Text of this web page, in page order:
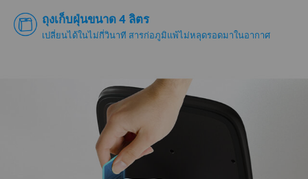
ถุงเก็บฝุ่นขนาด 4 ลิตร
เปลี่ยนได้ในไม่กี่วินาที สารก่อภูมิแพ้ไม่หลุดรอดมาในอากาศ